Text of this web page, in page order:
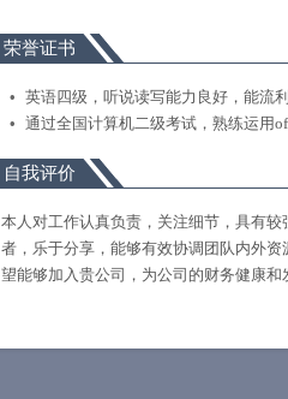
荣誉证书
英语四级，听说读写能力良好，能流
通过全国计算机二级考试，熟练运用
自我评价
本人对工作认真负责，关注细节，具有
者，乐于分享，能够有效协调团队内外
望能够加入贵公司，为公司的财务健康和